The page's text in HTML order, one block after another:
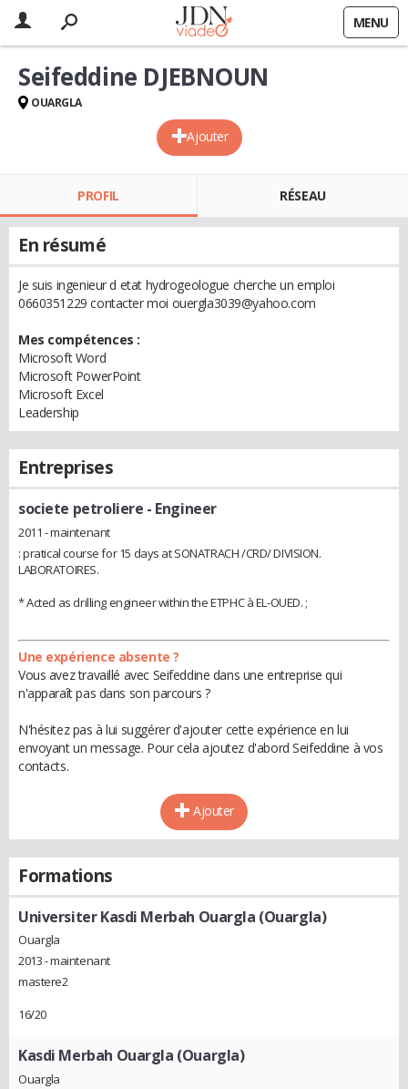
MENU
Ajouter
Seifeddine DJEBNOUN
OUARGLA
PROFIL RÉSEAU
En résumé
Je suis ingenieur d etat hydrogeologue cherche un emploi
0660351229 contacter moi ouergla3039@yahoo.com
Mes compétences :
Microsoft Word
Microsoft PowerPoint
Microsoft Excel
Leadership
Entreprises
societe petroliere - Engineer
2011 - maintenant
: pratical course for 15 days at SONATRACH /CRD/ DIVISION.
LABORATOIRES.
* Acted as drilling engineer within the ETPHC à EL-OUED. ;
Une expérience absente ?
Vous avez travaillé avec Seifeddine dans une entreprise qui
n'apparaît pas dans son parcours ?
N'hésitez pas à lui suggérer d'ajouter cette expérience en lui
envoyant un message. Pour cela ajoutez d'abord Seifeddine à vos
contacts.
Ajouter
Formations
Universiter Kasdi Merbah Ouargla (Ouargla)
Ouargla
2013 - maintenant
mastere2
16/20
Kasdi Merbah Ouargla (Ouargla)
Ouargla